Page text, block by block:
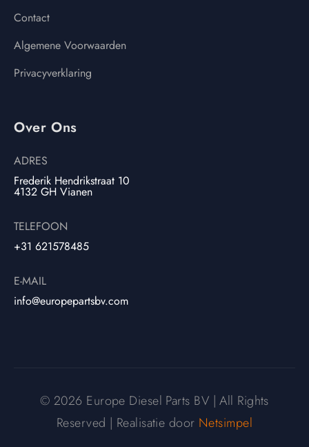
Contact
Algemene Voorwaarden
Privacyverklaring
Over Ons
ADRES
Frederik Hendrikstraat 10
4132 GH Vianen
TELEFOON
+31 621578485
E-MAIL
info@europepartsbv.com
© 2026 Europe Diesel Parts BV | All Rights
Reserved | Realisatie door Netsimpel